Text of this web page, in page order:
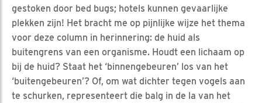
gestoken door bed bugs; hotels kunnen gevaarlijke
plekken zijn! Het bracht me op pijnlijke wijze het thema
voor deze column in herinnering: de huid als
buitengrens van een organisme. Houdt een lichaam op
bij de huid? Staat het ‘binnengebeuren’ los van het
‘buitengebeuren’? Of, om wat dichter tegen vogels aan
te schurken, representeert die balg in de la van het